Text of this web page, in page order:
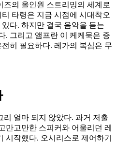
즈의 올인원 스트리밍의 세계로
타령은 지금 시점에 시대착오
다. 하지만 결국 음악을 듣는
. 그리고 앰프란 이 케케묵은 증
히 필요하다. 레가의 복심은 무
리 얼마 되지 않았다. 과거 저출
만고만한 스피커와 어울리던 레
시작했다. 오시리스로 제어하기